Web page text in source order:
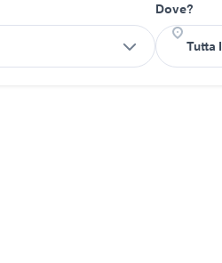
Dove?